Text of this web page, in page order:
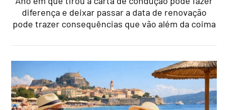
diferença e deixar passar a data de renovação
pode trazer consequências que vão além da coima